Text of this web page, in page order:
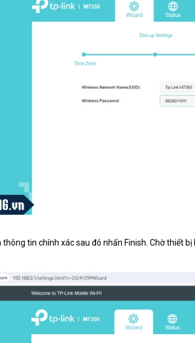
thông tin chính xác sau đó nhấn Finish. Chờ thiết bị